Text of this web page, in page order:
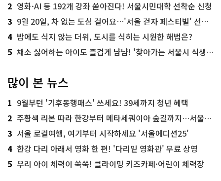
2 영화·AI 등 192개 강좌 쏟아진다! 서울시민대학 선착순 신청
3 9월 20일, 차 없는 도심 걸어요…'서울 걷자 페스티벌' 선착순 5천명
4 밤에도 식지 않는 더위, 도시를 식히는 시원한 해법은?
5 채소 싫어하는 아이도 즐겁게 냠냠! '찾아가는 서울시 식생활 교육' 현장
많이 본 뉴스
1 9월부턴 '기후동행패스' 쓰세요! 39세까지 청년 혜택
2 주황색 리본 따라 한강부터 메타세쿼이아 숲길까지…서울둘레길 15코스
3 서울 로컬여행, 여기부터 시작하세요 '서울에디션25'
4 한강 다리 아래서 영화 한 편! '다리밑 영화관' 무료 상영
5 우리 아이 체력이 쑥쑥! 클라이밍 키즈카페·어린이 체력장